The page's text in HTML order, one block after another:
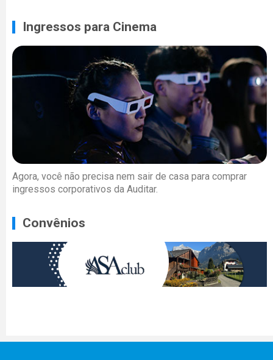
Ingressos para Cinema
Agora, você não precisa nem sair de casa para comprar
ingressos corporativos da Auditar.
Convênios